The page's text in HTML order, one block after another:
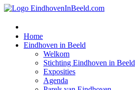
Home
Eindhoven in Beeld
Welkom
Stichting Eindhoven in Beeld
Exposities
Agenda